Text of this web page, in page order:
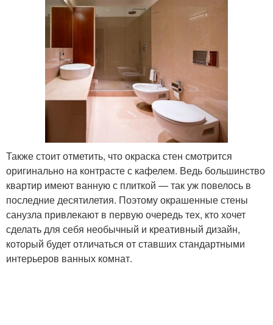
Также стоит отметить, что окраска стен смотрится
оригинально на контрасте с кафелем. Ведь большинство
квартир имеют ванную с плиткой — так уж повелось в
последние десятилетия. Поэтому окрашенные стены
санузла привлекают в первую очередь тех, кто хочет
сделать для себя необычный и креативный дизайн,
который будет отличаться от ставших стандартными
интерьеров ванных комнат.